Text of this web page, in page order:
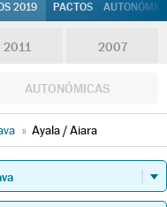
2019 PACTOS
2011 2007
AUTONÓMICAS
» Ayala / Aiara